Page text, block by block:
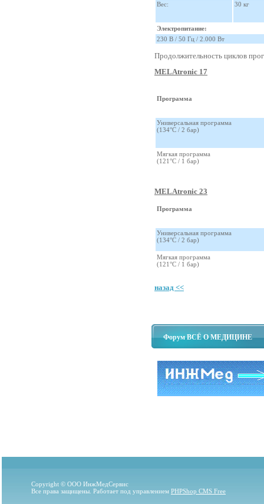
Вес: 30 кг
Электропитание:
230 В / 50 Гц / 2.000 Вт
Продолжительность циклов
MELAtronic 17
Программа
Универсальная программа
(134°C / 2 бар)
Мягкая программа
(121°C / 1 бар)
MELAtronic 23
Программа
Универсальная программа
(134°C / 2 бар)
Мягкая программа
(121°C / 1 бар)
назад <<
Форум ВСЁ О МЕДИЦИНЕ
Copyright © ООО ИнжМедСервис
Все права защищены. Работает под управлением PHPShop CMS Free